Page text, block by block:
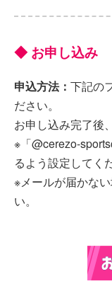
◆ お申し込み
申込方法： 下記の
ださい。
お申し込み完了後
※「@cerezo-
るよう設定してく
※メールが届かな
い。